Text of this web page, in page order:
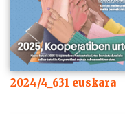
2024/4_631 euskara